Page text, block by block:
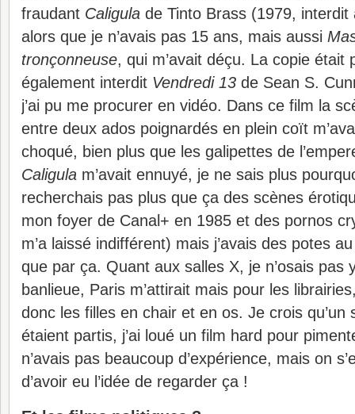
fraudant Caligula de Tinto Brass (1979,
alors que je n’avais pas 15 ans, mais aussi
tronçonneuse, qui m’avait déçu. La copie était
également interdit Vendredi 13 de Sean S.
j’ai pu me procurer en vidéo. Dans ce film la
entre deux ados poignardés en plein coït
choqué, bien plus que les galipettes de
Caligula m’avait ennuyé, je ne sais plus
recherchais pas plus que ça des scènes
mon foyer de Canal+ en 1985 et des pornos
m’a laissé indifférent) mais j’avais des potes
que par ça. Quant aux salles X, je n’osais pas
banlieue, Paris m’attirait mais pour les
donc les filles en chair et en os. Je crois qu’un
étaient partis, j’ai loué un film hard pour
n’avais pas beaucoup d’expérience, mais on
d’avoir eu l’idée de regarder ça !